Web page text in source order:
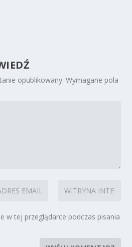
opublikowany. Wymagane pola
w tej przeglądarce podczas pisania